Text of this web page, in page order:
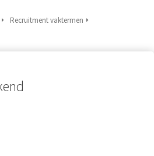
Recruitment vaktermen